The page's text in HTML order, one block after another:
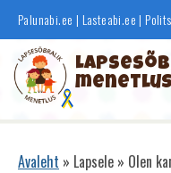
Liigu
edasi
põhisisu
juurde
Palunabi.ee | Lasteabi.ee |
menetlus
Avaleht Lapsele Olen